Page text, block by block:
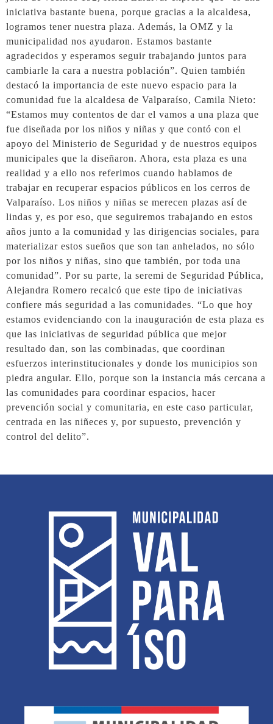
iniciativa bastante buena, porque gracias a la alcaldesa,
logramos tener nuestra plaza. Además, la OMZ y la
municipalidad nos ayudaron. Estamos bastante
agradecidos y esperamos seguir trabajando juntos para
cambiarle la cara a nuestra población”. Quien también
destacó la importancia de este nuevo espacio para la
comunidad fue la alcaldesa de Valparaíso, Camila Nieto:
“Estamos muy contentos de dar el vamos a una plaza que
fue diseñada por los niños y niñas y que contó con el
apoyo del Ministerio de Seguridad y de nuestros equipos
municipales que la diseñaron. Ahora, esta plaza es una
realidad y a ello nos referimos cuando hablamos de
trabajar en recuperar espacios públicos en los cerros de
Valparaíso. Los niños y niñas se merecen plazas así de
lindas y, es por eso, que seguiremos trabajando en estos
años junto a la comunidad y las dirigencias sociales, para
materializar estos sueños que son tan anhelados, no sólo
por los niños y niñas, sino que también, por toda una
comunidad”. Por su parte, la seremi de Seguridad Pública,
Alejandra Romero recalcó que este tipo de iniciativas
confiere más seguridad a las comunidades. “Lo que hoy
estamos evidenciando con la inauguración de esta plaza es
que las iniciativas de seguridad pública que mejor
resultado dan, son las combinadas, que coordinan
esfuerzos interinstitucionales y donde los municipios son
piedra angular. Ello, porque son la instancia más cercana a
las comunidades para coordinar espacios, hacer
prevención social y comunitaria, en este caso particular,
centrada en las niñeces y, por supuesto, prevención y
control del delito”.